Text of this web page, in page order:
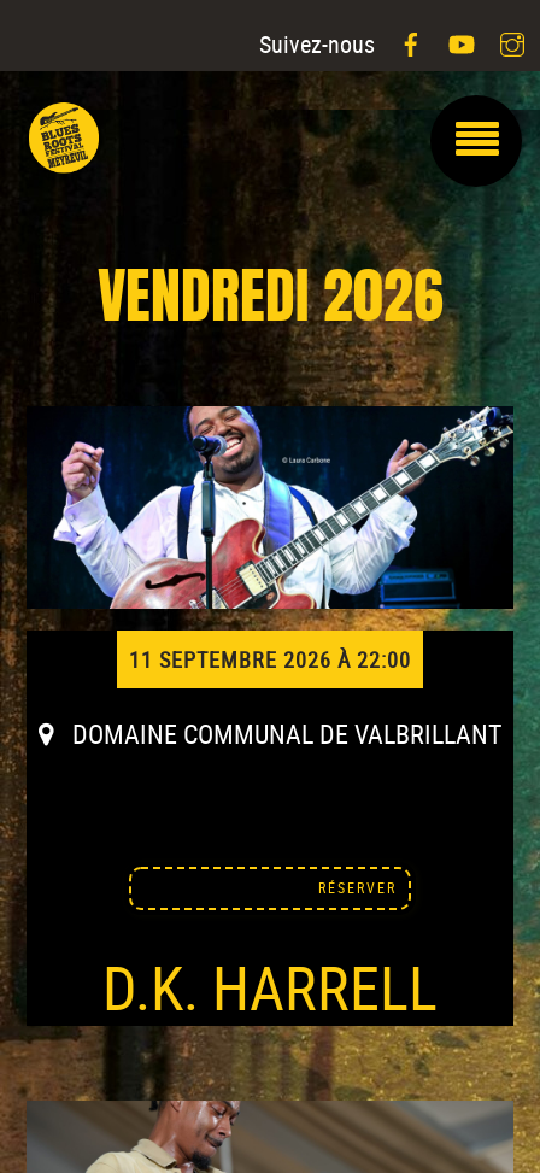
Suivez-nous Facebook
VENDREDI 2026
11 SEPTEMBRE 2026 À 22:00
DOMAINE COMMUNAL DE VALBRILLANT
RÉSERVER
D.K. HARRELL